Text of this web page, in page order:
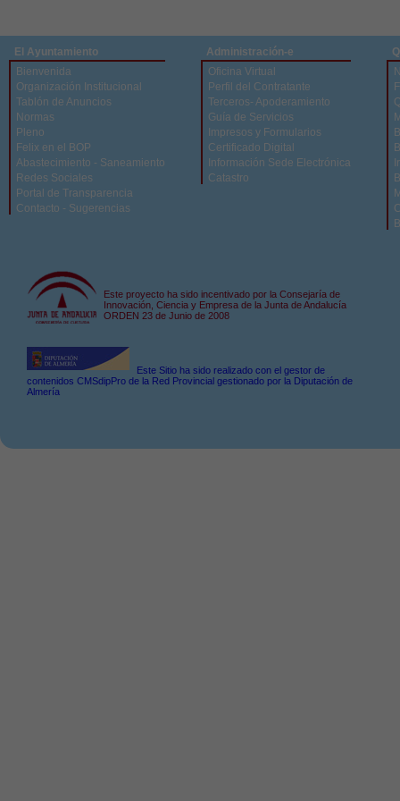
El Ayuntamiento
Bienvenida
Organización Institucional
Tablón de Anuncios
Normas
Pleno
Felix en el BOP
Abastecimiento - Saneamiento
Redes Sociales
Portal de Transparencia
Contacto - Sugerencias
Administración-e
Oficina Virtual
Perfil del Contratante
Terceros- Apoderamiento
Guía de Servicios
Impresos y Formularios
Certificado Digital
Información Sede Electrónica
Catastro
Este proyecto ha sido incentivado por la Consejaría de
Innovación, Ciencia y Empresa de la Junta de Andalucía
ORDEN 23 de Junio de 2008
Este Sitio ha sido realizado con el gestor de
contenidos CMSdipPro de la Red Provincial gestionado por la Diputación de
Almería